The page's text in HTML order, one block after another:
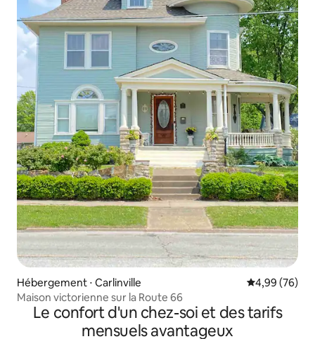
Hébergement ⋅ Carlinville Évaluation
4,99 (76)
Maison victorienne sur la Route 66
Le confort d'un chez-soi et des tarifs
mensuels avantageux